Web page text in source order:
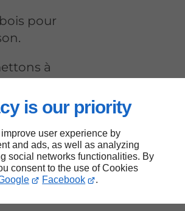
is our priority
user experience by
and ads, as well as analyzing
social networks functionalities. By
consent to the use of Cookies
Facebook .
pour
à
notre
de